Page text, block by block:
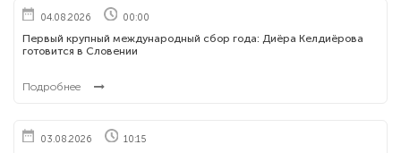
04.08.2026 00:00
Первый крупный международный сбор года: Диёра Келдиёрова
готовится в Словении
Подробнее
03.08.2026 10:15